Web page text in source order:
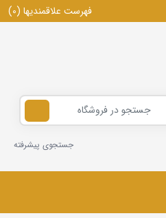
فهرست علاقمندیها (0)
جستجوی پیشرفته